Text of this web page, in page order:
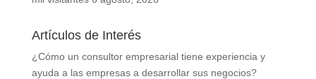
Artículos de Interés
¿Cómo un consultor empresarial tiene experiencia y
ayuda a las empresas a desarrollar sus negocios?